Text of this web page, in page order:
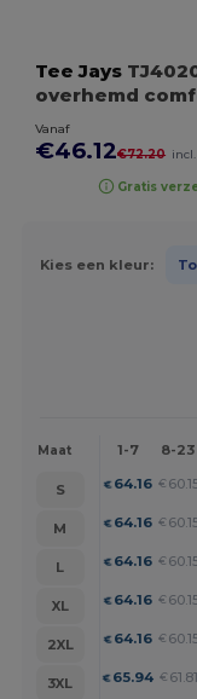
Tee Jays
overhemd
Vanaf
€46.12€72.20
Gratis
Kies een kleur:
Maat 1-7 8-23
S € 64.16 €
M
€ 64.16 €
L
€ 64.16 €
XL
€ 64.16 €
2XL
€ 64.16 €
3XL
€ 65.94 € 61.81